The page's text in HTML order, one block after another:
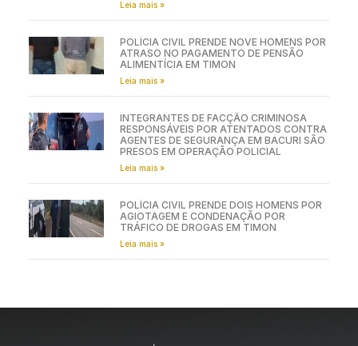
Leia mais »
POLÍCIA CIVIL PRENDE NOVE HOMENS POR
ATRASO NO PAGAMENTO DE PENSÃO
ALIMENTÍCIA EM TIMON
Leia mais »
INTEGRANTES DE FACÇÃO CRIMINOSA
RESPONSÁVEIS POR ATENTADOS CONTRA
AGENTES DE SEGURANÇA EM BACURI SÃO
PRESOS EM OPERAÇÃO POLICIAL
Leia mais »
POLÍCIA CIVIL PRENDE DOIS HOMENS POR
AGIOTAGEM E CONDENAÇÃO POR
TRÁFICO DE DROGAS EM TIMON
Leia mais »